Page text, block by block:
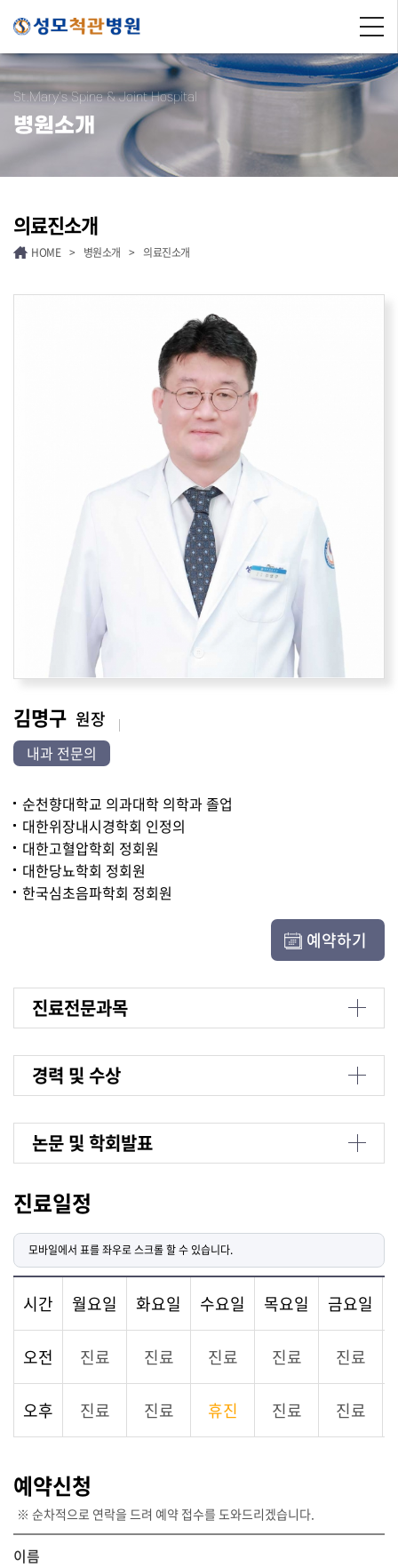
St.Mary's Spine & Joint Hospital
병원소개
의료진소개
HOME > 병원소개 > 의료진소개
김명구 원장
내과 전문의
순천향대학교 의과대학 의학과 졸업
대한위장내시경학회 인정의
대한고혈압학회 정회원
대한당뇨학회 정회원
한국심초음파학회 정회원
예약하기
진료전문과목
경력 및 수상
논문 및 학회발표
진료일정
시간 월요일 화요일 수요일 목요일 금요일
오전 진료 진료 진료 진료 진료
오후 진료 진료 휴진 진료 진료
예약신청
※ 순차적으로 연락을 드려 예약 접수를 도와드리겠습니다.
이름